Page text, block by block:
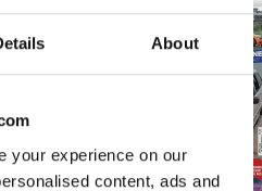
About
your experience on our
content, ads and